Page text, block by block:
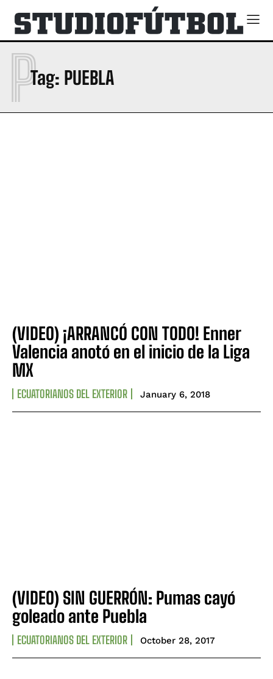
Tag: PUEBLA
P
(VIDEO) ¡ARRANCÓ CON TODO! Enner
Valencia anotó en el inicio de la Liga
MX
ECUATORIANOS DEL EXTERIOR January 6, 2018
(VIDEO) SIN GUERRÓN: Pumas cayó
goleado ante Puebla
ECUATORIANOS DEL EXTERIOR October 28, 2017